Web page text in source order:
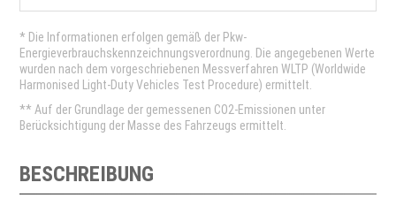
* Die Informationen erfolgen gemäß der Pkw-
Energieverbrauchskennzeichnungsverordnung. Die angegebenen Werte
wurden nach dem vorgeschriebenen Messverfahren WLTP (Worldwide
Harmonised Light-Duty Vehicles Test Procedure) ermittelt.
** Auf der Grundlage der gemessenen CO2-Emissionen unter
Berücksichtigung der Masse des Fahrzeugs ermittelt.
BESCHREIBUNG